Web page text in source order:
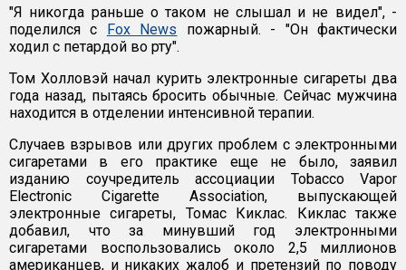
"Я никогда раньше о таком не слышал и не видел", -
поделился с Fox News пожарный. - "Он фактически
ходил с петардой во рту".
Том Холловэй начал курить электронные сигареты два
года назад, пытаясь бросить обычные. Сейчас мужчина
находится в отделении интенсивной терапии.
Случаев взрывов или других проблем с электронными
сигаретами в его практике еще не было, заявил
изданию соучредитель ассоциации Tobacco Vapor
Electronic Cigarette Association, выпускающей
электронные сигареты, Томас Киклас. Киклас также
добавил, что за минувший год электронными
сигаретами воспользовались около 2,5 миллионов
американцев, и никаких жалоб и претензий по поводу